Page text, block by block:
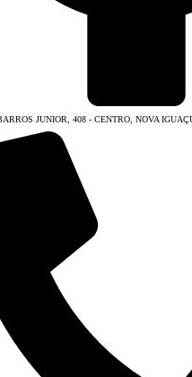
JUNIOR, 408 - CENTRO, NOVA